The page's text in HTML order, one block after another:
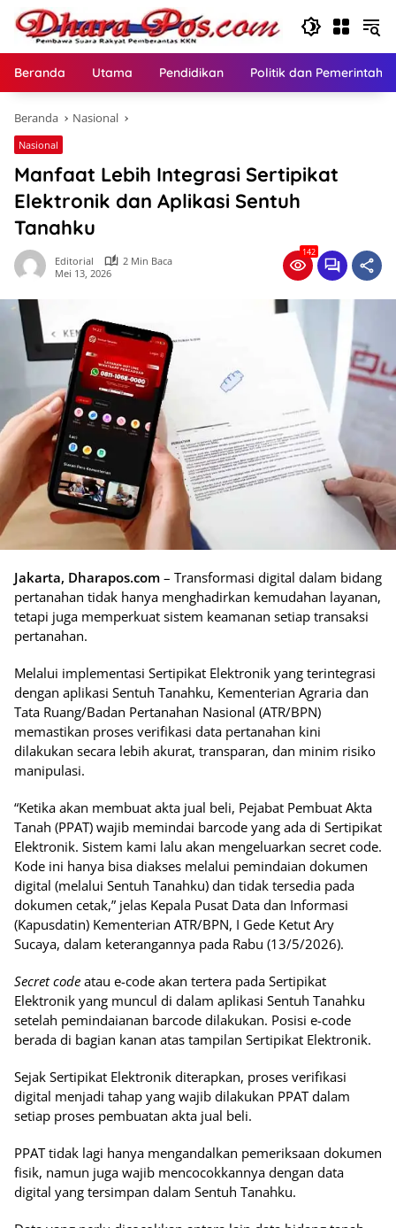
Langsung
konten
Beranda Utama Pendidikan Politik dan
Beranda Nasional
Nasional
Manfaat Lebih Integrasi Sertipikat
Elektronik dan Aplikasi Sentuh
Tanahku
Editorial
2 Min Baca
Mei 13, 2026
142
Jakarta, Dharapos.com – Transformasi digital dalam bidang
pertanahan tidak hanya menghadirkan kemudahan layanan,
tetapi juga memperkuat sistem keamanan setiap transaksi
pertanahan.
Melalui implementasi Sertipikat Elektronik yang terintegrasi
dengan aplikasi Sentuh Tanahku, Kementerian Agraria dan
Tata Ruang/Badan Pertanahan Nasional (ATR/BPN)
memastikan proses verifikasi data pertanahan kini
dilakukan secara lebih akurat, transparan, dan minim risiko
manipulasi.
“Ketika akan membuat akta jual beli, Pejabat Pembuat Akta
Tanah (PPAT) wajib memindai barcode yang ada di Sertipikat
Elektronik. Sistem kami lalu akan mengeluarkan secret code.
Kode ini hanya bisa diakses melalui pemindaian dokumen
digital (melalui Sentuh Tanahku) dan tidak tersedia pada
dokumen cetak,” jelas Kepala Pusat Data dan Informasi
(Kapusdatin) Kementerian ATR/BPN, I Gede Ketut Ary
Sucaya, dalam keterangannya pada Rabu (13/5/2026).
Secret code atau e-code akan tertera pada Sertipikat
Elektronik yang muncul di dalam aplikasi Sentuh Tanahku
setelah pemindaianan barcode dilakukan. Posisi e-code
berada di bagian kanan atas tampilan Sertipikat Elektronik.
Sejak Sertipikat Elektronik diterapkan, proses verifikasi
digital menjadi tahap yang wajib dilakukan PPAT dalam
setiap proses pembuatan akta jual beli.
PPAT tidak lagi hanya mengandalkan pemeriksaan dokumen
fisik, namun juga wajib mencocokkannya dengan data
digital yang tersimpan dalam Sentuh Tanahku.